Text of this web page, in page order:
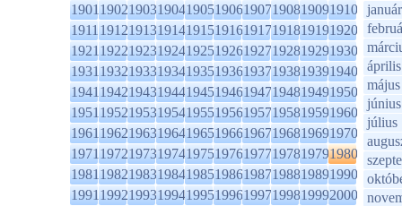
1901190219031904190519061907190819091910
1911191219131914191519161917191819191920
1921192219231924192519261927192819291930
1931193219331934193519361937193819391940
1941194219431944194519461947194819491950
1951195219531954195519561957195819591960
1961196219631964196519661967196819691970
1971197219731974197519761977197819791980
1981198219831984198519861987198819891990
1991199219931994199519961997199819992000
január
április
május
június
július